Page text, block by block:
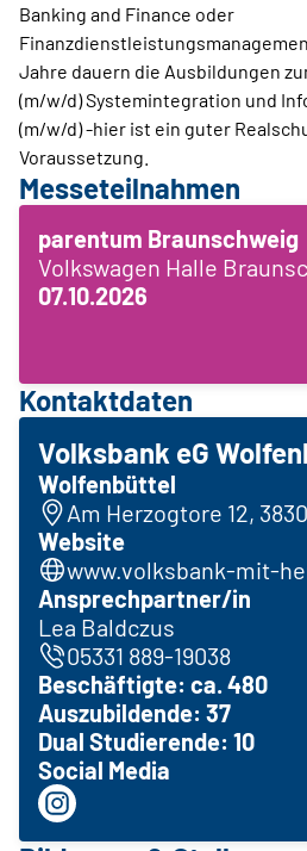
Banking and Finance oder
Jahre dauern die Ausbildungen
(m/w/d) Systemintegration und
(m/w/d) -hier ist ein guter
Voraussetzung.
Messeteilnahmen
parentum Braunschweig
Volkswagen Halle
07.10.2026
Kontaktdaten
Volksbank eG
Wolfenbüttel
Am Herzogtore 12,
Website
www.volksbank-mit-
Ansprechpartner/in
Lea Baldczus
05331 889-19038
Beschäftigte: ca. 480
Auszubildende: 37
Dual Studierende: 10
Social Media